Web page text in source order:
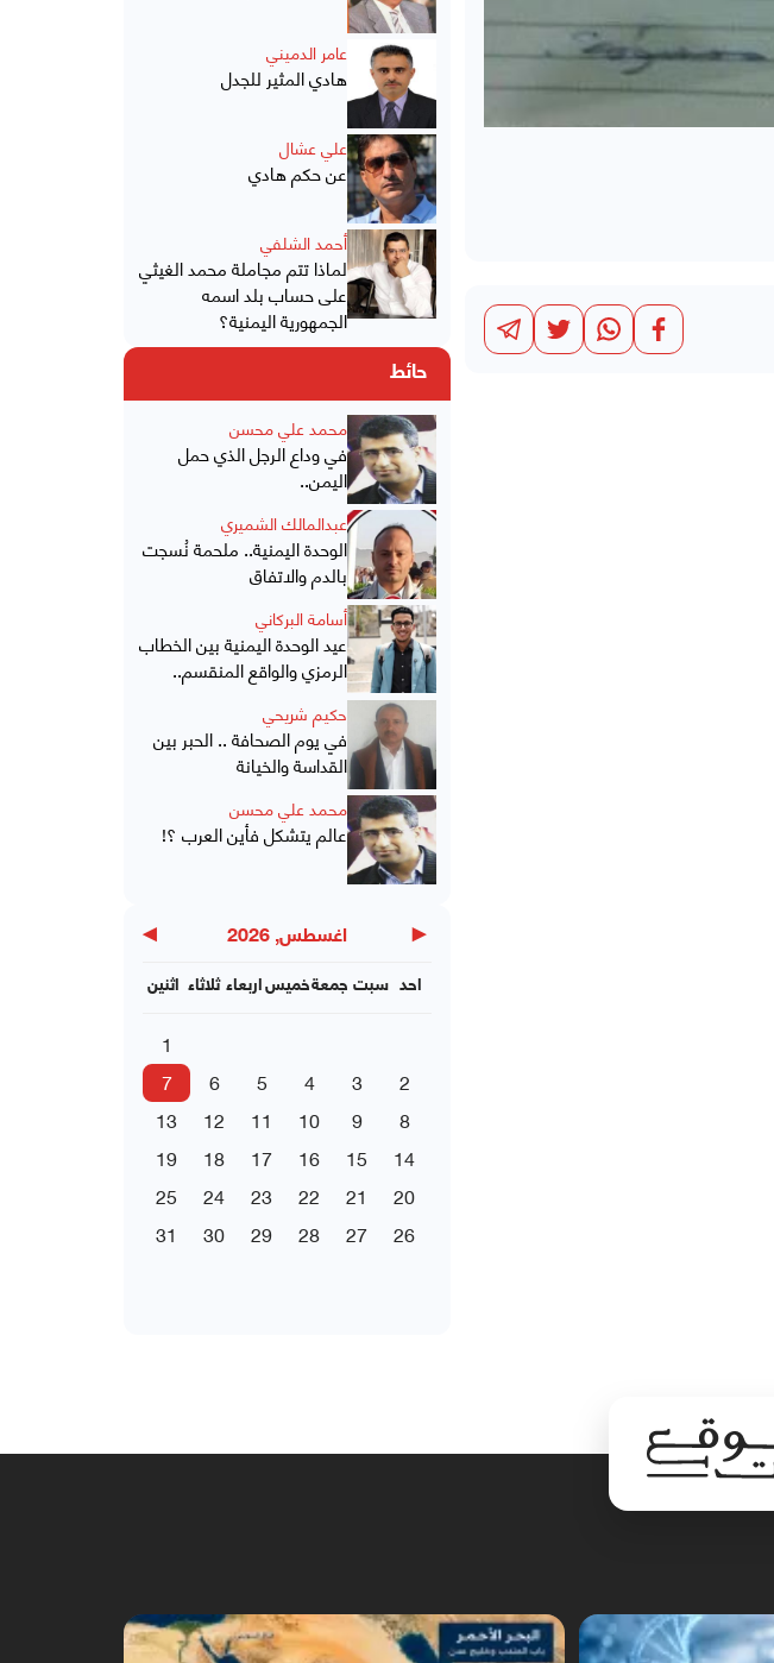
عامر الدميني
هادي المثير للجدل
علي عشال
عن حكم هادي
أحمد الشلفي
لماذا تتم مجاملة محمد الغيثي
على حساب بلد اسمه
الجمهورية اليمنية؟
حائط
محمد علي محسن
في وداع الرجل الذي حمل
اليمن..
عبدالمالك الشميري
الوحدة اليمنية.. ملحمة نُسجت
بالدم والاتفاق
أسامة البركاني
عيد الوحدة اليمنية بين الخطاب
الرمزي والواقع المنقسم..
حكيم شريحي
في يوم الصحافة .. الحبر بين
القداسة والخيانة
محمد علي محسن
عالم يتشكل فأين العرب ؟!
◀ اغسطس, 2026 ▶
اثنين ثلاثاء اربعاءخميسجمعة سبت احد
1
2
3
4
5
6
7
8
9
10
11
12
13
14
15
16
17
18
19
20
21
22
23
24
25
26
27
28
29
30
31